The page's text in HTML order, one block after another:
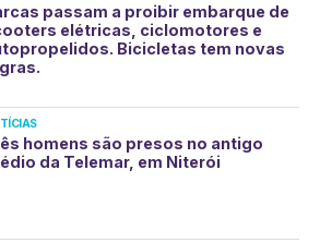
passam a proibir embarque de
elétricas, ciclomotores e
Bicicletas tem novas
homens são presos no antigo
da Telemar, em Niterói